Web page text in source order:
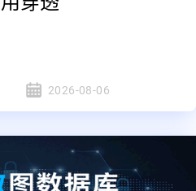
2026-08-06